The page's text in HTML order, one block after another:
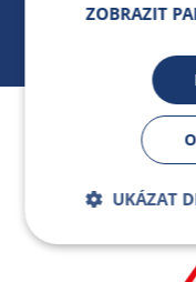
Jsme součástí
ZOBRAZIT
UKÁZAT
nutné